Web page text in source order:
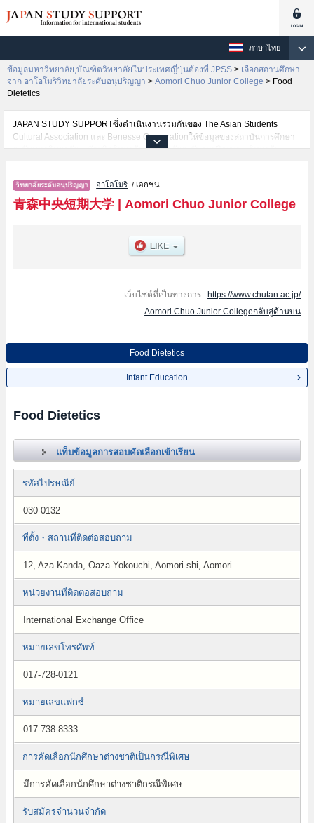
ภาษาไทย
ข้อมูลมหาวิทยาลัย,บัณฑิตวิทยาลัยในประเทศญี่ปุ่นต้องที่ JPSS > เลือกสถานศึกษา
จาก อาโอโมริวิทยาลัยระดับอนุปริญญา > Aomori Chuo Junior College > Food
Dietetics
JAPAN STUDY SUPPORTซึ่งดำเนินงานร่วมกันของ The Asian Students
Cultural Association และ Benesse Corporationให้ข้อมูลของสถาบันการศึกษา
ระดับมหาวิทยาลัย・บัณฑิตวิทยาลัย・วิทยาลัยระดับอนุปริญญา・วิทยาลัย
นักศึกษาต่างชาติเช่นข้อมูลของแต่ละคณะ,ข้อมูลการสอบคัดเลือกเข้าศึกษาเช่น
จำนวนคนที่รับสมัครหรือจำนวนคนที่ผ่านการสอบคัดเลือกเป็นต้น,แนะนำสถาน
ที่,การเดินทางเป็นต้นไว้ด้วยดังนั้นขอเชิญใช้บริการค้นหาข้อมูลตามอัธยาศัย
อาโอโมริ / เอกชน
青森中央短期大学| Aomori Chuo Junior College
เว็บไซต์ที่เป็นทางการ: https://www.chutan.ac.jp/
Aomori Chuo Junior Collegeกลับสู่ด้านบน
Food Dietetics
Infant Education
Food Dietetics
แท็บข้อมูลการสอบคัดเลือกเข้าเรียน
รหัสไปรษณีย์
030-0132
ที่ตั้ง・สถานที่ติดต่อสอบถาม
12, Aza-Kanda, Oaza-Yokouchi, Aomori-shi, Aomori
หน่วยงานที่ติดต่อสอบถาม
International Exchange Office
หมายเลขโทรศัพท์
017-728-0121
หมายเลขแฟกซ์
017-738-8333
การคัดเลือกนักศึกษาต่างชาติเป็นกรณีพิเศษ
มีการคัดเลือกนักศึกษาต่างชาติกรณีพิเศษ
รับสมัครจำนวนจำกัด